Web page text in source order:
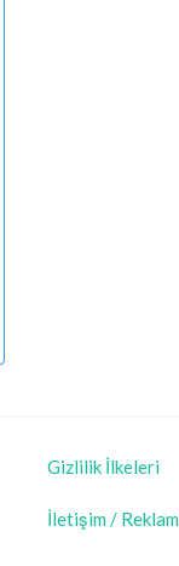
Gizlilik İlkeleri
İletişim / Reklam